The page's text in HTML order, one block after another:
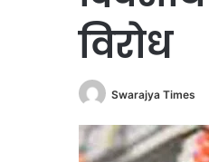
विरोध
Swarajya Times